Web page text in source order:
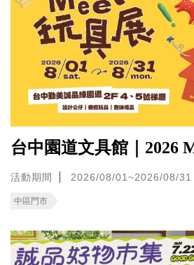
台中園道文具館｜2026
活動期間 2026/08/01~2026/08/31
中區門市